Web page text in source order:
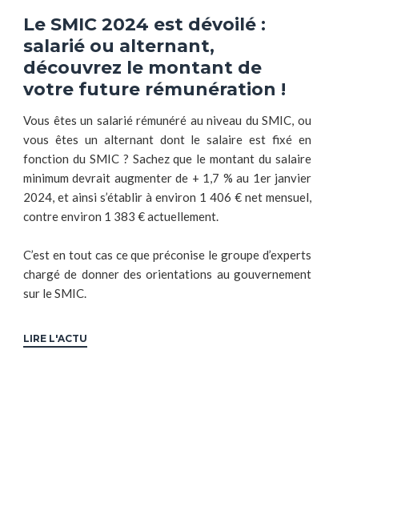
Le SMIC 2024 est dévoilé :
salarié ou alternant,
découvrez le montant de
votre future rémunération !
Vous êtes un salarié rémunéré au niveau du SMIC, ou
vous êtes un alternant dont le salaire est fixé en
fonction du SMIC ? Sachez que le montant du salaire
minimum devrait augmenter de + 1,7 % au 1er janvier
2024, et ainsi s’établir à environ 1 406 € net mensuel,
contre environ 1 383 € actuellement.
C’est en tout cas ce que préconise le groupe d’experts
chargé de donner des orientations au gouvernement
sur le SMIC.
LIRE L'ACTU